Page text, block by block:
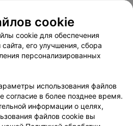
Способы оплаты
Партнеры
103.by
персональных данных
cookie
cookie для обеспечения
его улучшения, сбора
персонализированных
использования файлов
согласие в более позднее время.
информации о целях,
файлов cookie вы